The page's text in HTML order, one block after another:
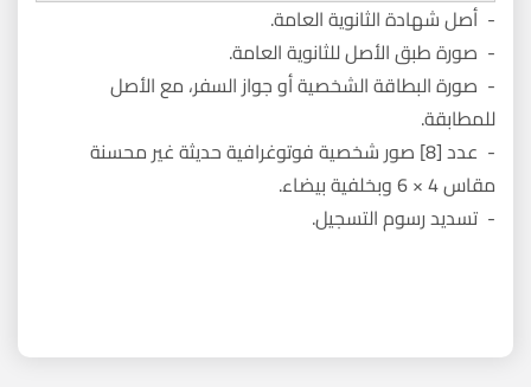
- أصل شهادة الثانوية العامة.
- صورة طبق الأصل للثانوية العامة.
- صورة البطاقة الشخصية أو جواز السفر، مع الأصل
للمطابقة.
- عدد [8] صور شخصية فوتوغرافية حديثة غير محسنة
مقاس 4 × 6 وبخلفية بيضاء.
- تسديد رسوم التسجيل.